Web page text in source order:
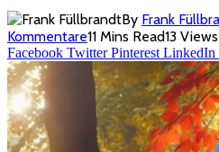
By Frank
Kommentare11 Mins Read13 Views
Facebook Twitter Pinterest LinkedIn